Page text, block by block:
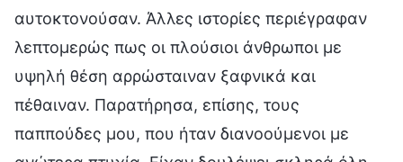
αυτοκτονούσαν. Άλλες ιστορίες περιέγραφαν
λεπτομερώς πως οι πλούσιοι άνθρωποι με
υψηλή θέση αρρώσταιναν ξαφνικά και
πέθαιναν. Παρατήρησα, επίσης, τους
παππούδες μου, που ήταν διανοούμενοι με